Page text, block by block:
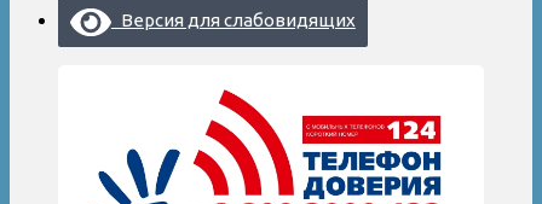
Версия для слабовидящих